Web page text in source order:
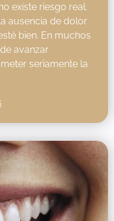
existe riesgo real.
ausencia de dolor
bien. En muchos
avanzar
seriamente la